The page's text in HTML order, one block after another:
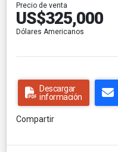
Precio de venta
US$325,000
Dólares Americanos
Descargar
información
Compartir